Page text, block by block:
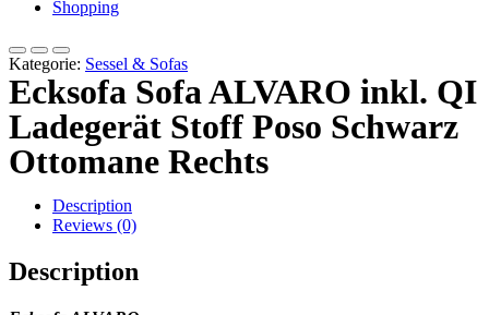
Shopping
Kategorie: Sessel & Sofas
Ecksofa Sofa ALVARO inkl. QI
Ladegerät Stoff Poso Schwarz
Ottomane Rechts
Description
Reviews (0)
Description